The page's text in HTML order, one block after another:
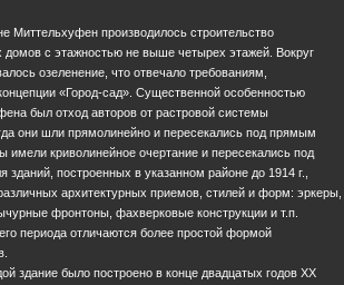
Миттельхуфен производилось строительство
с этажностью не выше четырех этажей. Вокруг
озеленение, что отвечало требованиям,
«Город-сад». Существенной особенностью
был отход авторов от растровой системы
они шли прямолинейно и пересекались под прямым
имели криволинейное очертание и пересекались под
зданий, построенных в указанном районе до 1914 г.,
архитектурных приемов, стилей и форм: эркеры,
фронтоны, фахверковые конструкции и т.п.
периода отличаются более простой формой
здание было построено в конце двадцатых годов ХХ